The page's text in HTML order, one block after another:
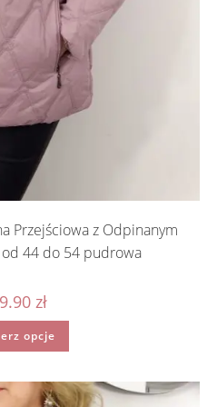
Przejściowa z Odpinanym
od 44 do 54 pudrowa
zł
opcje
Ten
ma
Opcje
można